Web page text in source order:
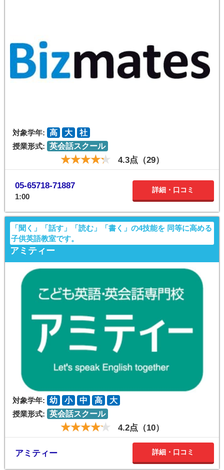
対象学年: 高 大
社
授業形式: 英会話スクール
4.3点（29）
05-65718-71887
1:00
詳細・口コミ
「聞く」「話す」「読む」「書く」の4技能を 同等に高める
子供英語教室です。
アミティー
対象学年: 幼 小 中 高
大
授業形式: 英会話スクール
4.2点（10）
アミティー 詳細・口コミ